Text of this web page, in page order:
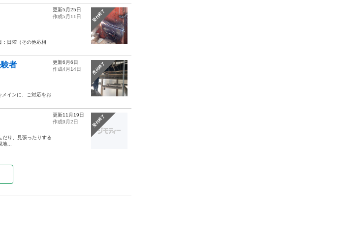
受付終了
日曜（その他応相
更新5月25日
作成5月11日
受付終了
者
インに、ご対応をお
更新6月6日
作成4月14日
受付終了
り、見張ったりする
...
更新11月19日
作成9月2日